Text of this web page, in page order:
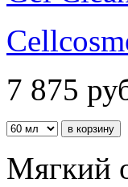
7 875
Мягкий